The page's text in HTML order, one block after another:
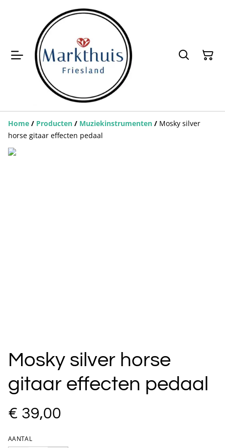
Home / Producten / Muziekinstrumenten / Mosky silver
horse gitaar effecten pedaal
Mosky silver horse
gitaar effecten pedaal
€ 39,00
AANTAL